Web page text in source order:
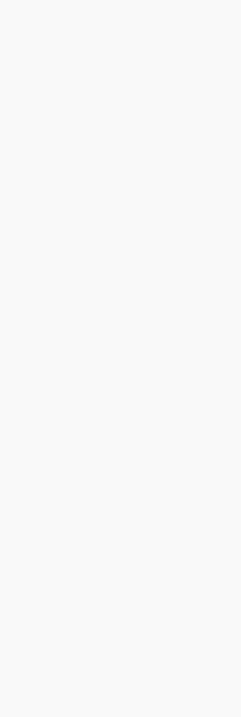
啟用禮。